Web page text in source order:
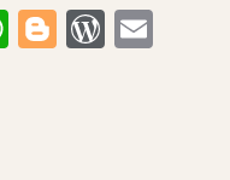
WhatsApp
Blogger